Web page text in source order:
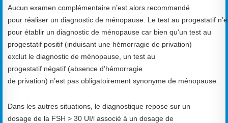
Aucun examen complémentaire n’est alors recommandé
pour réaliser un diagnostic de ménopause Le test au progestatif
pour établir un diagnostic de ménopause car bien qu'un test au
progestatif positif (induisant une hémorragie de privation)
exclut le diagnostic de ménopause un test au
progestatif négatif (absence d’hémorragie
de privation) n’est pas obligatoirement synonyme de ménopause.
Dans les autres situations, le diagnostique repose sur un
dosage de la FSH > 30 UI/l associé à un dosage de